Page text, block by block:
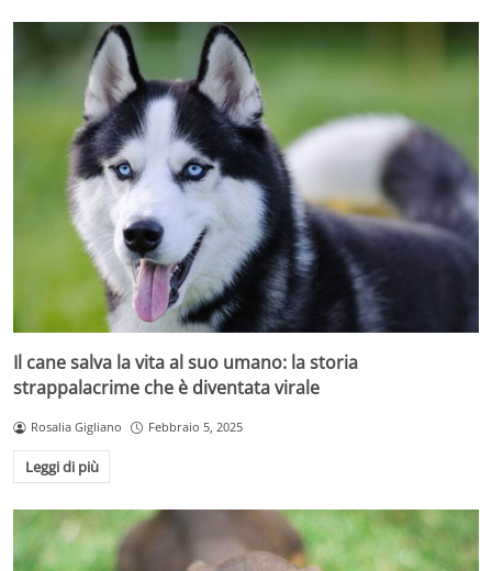
Il cane salva la vita al suo umano: la storia
strappalacrime che è diventata virale
Rosalia Gigliano Febbraio 5, 2025
Leggi di più